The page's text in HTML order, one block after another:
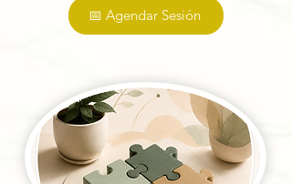
📅 Agendar Sesión